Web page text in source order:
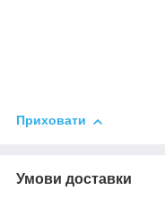
Приховати
Умови доставки